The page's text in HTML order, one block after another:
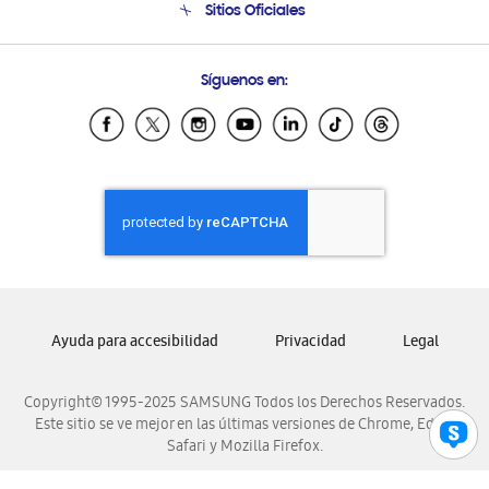
Soporte vía eMail
Sitios Oficiales
Samsung Ecuador
Samsung El Salvador
Samsung Honduras
Samsung Nicaragua
Samsung Panamá
Samsung Venezuela
Síguenos en:
Copyright© 1995-2025 SAMSUNG Todos los Derechos Reservados.
Este sitio se ve mejor en las últimas versiones de Chrome, Edge,
Safari y Mozilla Firefox.
Ayuda para accesibilidad Privacidad Legal